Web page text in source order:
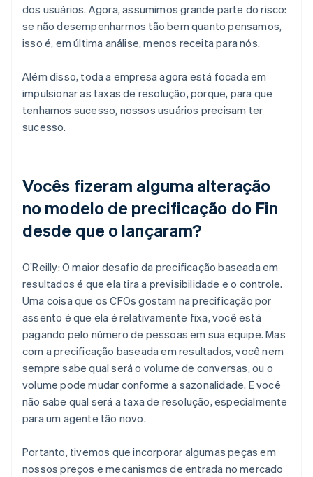
dos usuários. Agora, assumimos grande parte do risco:
se não desempenharmos tão bem quanto pensamos,
isso é, em última análise, menos receita para nós.
Além disso, toda a empresa agora está focada em
impulsionar as taxas de resolução, porque, para que
tenhamos sucesso, nossos usuários precisam ter
sucesso.
Vocês fizeram alguma alteração
no modelo de precificação do Fin
desde que o lançaram?
O’Reilly: O maior desafio da precificação baseada em
resultados é que ela tira a previsibilidade e o controle.
Uma coisa que os CFOs gostam na precificação por
assento é que ela é relativamente fixa, você está
pagando pelo número de pessoas em sua equipe. Mas
com a precificação baseada em resultados, você nem
sempre sabe qual será o volume de conversas, ou o
volume pode mudar conforme a sazonalidade. E você
não sabe qual será a taxa de resolução, especialmente
para um agente tão novo.
Portanto, tivemos que incorporar algumas peças em
nossos preços e mecanismos de entrada no mercado